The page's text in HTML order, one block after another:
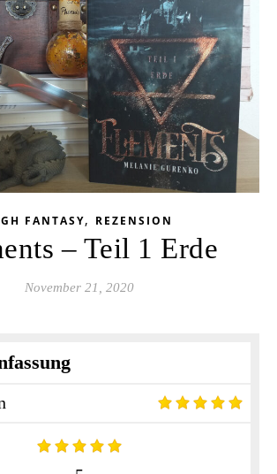
FANTASY, REZENSION
– Teil 1 Erde
November 21, 2020